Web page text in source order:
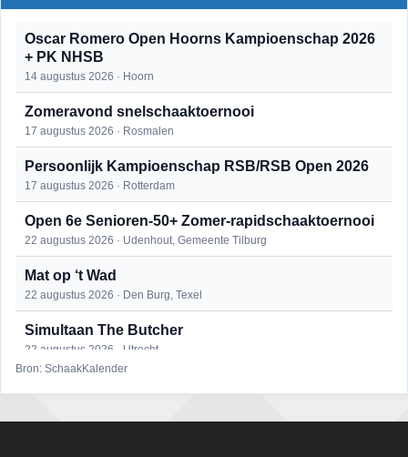
Oscar Romero Open Hoorns Kampioenschap 2026
+ PK NHSB
14 augustus 2026 · Hoorn
Zomeravond snelschaaktoernooi
17 augustus 2026 · Rosmalen
Persoonlijk Kampioenschap RSB/RSB Open 2026
17 augustus 2026 · Rotterdam
Open 6e Senioren-50+ Zomer-rapidschaaktoernooi
22 augustus 2026 · Udenhout, Gemeente Tilburg
Mat op ‘t Wad
22 augustus 2026 · Den Burg, Texel
Simultaan The Butcher
22 augustus 2026 · Utrecht
Bron: SchaakKalender